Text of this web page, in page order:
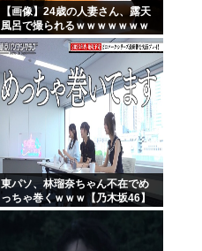
【画像】24歳の人妻さん、露天
風呂で撮られるｗｗｗｗｗｗｗ
ｗｗｗｗｗｗｗｗｗｗ
東パソ、林瑠奈ちゃん不在でめ
っちゃ巻くｗｗｗ【乃木坂46】